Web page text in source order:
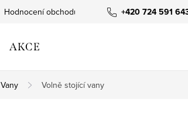
+420 724 591
Hodnocení obchodu
AKCE
Vany Volně stojící vany